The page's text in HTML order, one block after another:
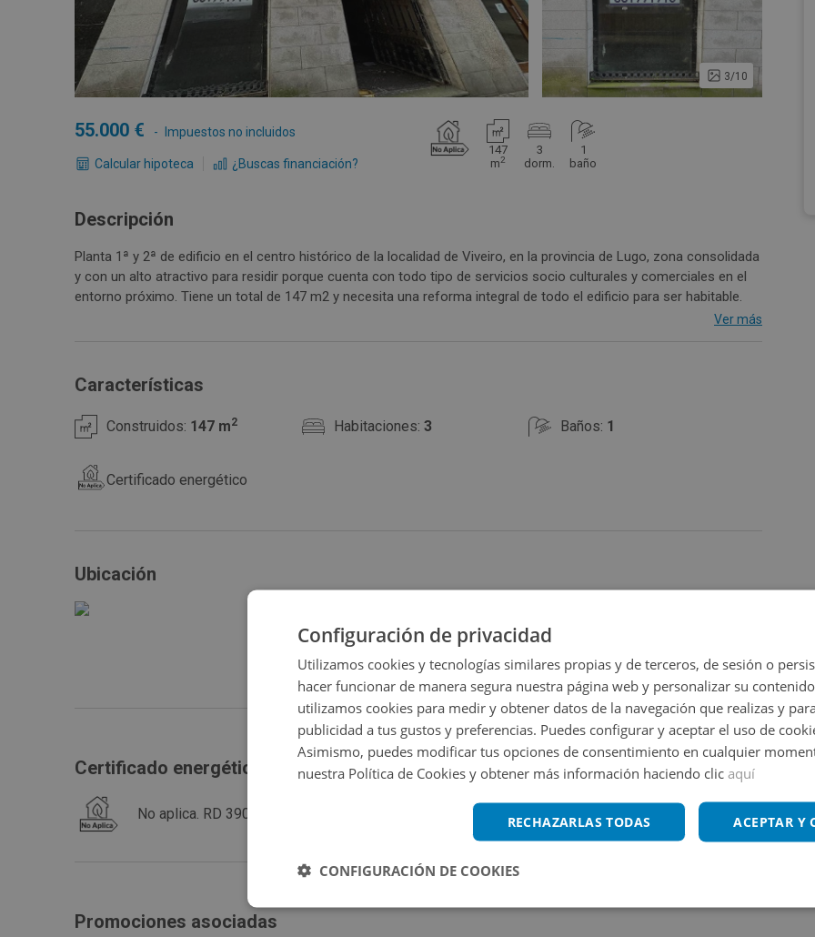
3/10
147
m2
3
dorm.
1
baño
55.000 Impuestos no incluidos
Calcular hipoteca ¿Buscas financiación?
Descripción
Planta 1ª y 2ª de edificio en el centro histórico de la localidad de Viveiro, en la provincia de Lugo, zona consolidada
y con un alto atractivo para residir porque cuenta con todo tipo de servicios socio culturales y comerciales en el
entorno próximo. Tiene un total de 147 m2 y necesita una reforma integral de todo el edificio para ser habitable.
Puedes distribuir la vivienda a tu gusto. Se ubica en la Mariña Lucense (Rías Altas), bañada por el mar Cantábrico
Ver más
Características
Construidos: 147 m2 Habitaciones: 3 Baños: 1
Certificado energético
Ubicación
Ver en mapa
Certificado energético
No aplica. RD 390 / 2021
Promociones asociadas
Configuración de privacidad
Utilizamos cookies y tecnologías similares propias y de terceros, de sesión o
hacer funcionar de manera segura nuestra página web y personalizar su
utilizamos cookies para medir y obtener datos de la navegación que realizas y
publicidad a tus gustos y preferencias. Puedes configurar y aceptar el uso de
Asimismo, puedes modificar tus opciones de consentimiento en cualquier
nuestra Política de Cookies y obtener más información haciendo clic aquí
ACEPTAR Y
RECHAZARLAS TODAS
CONFIGURACIÓN DE COOKIES